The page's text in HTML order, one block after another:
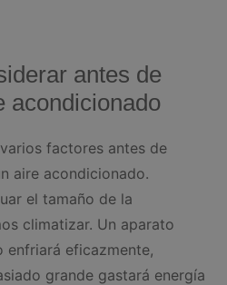
antes de
acondicionado
factores antes de
aire acondicionado.
el tamaño de la
climatizar. Un aparato
enfriará eficazmente,
grande gastará energía